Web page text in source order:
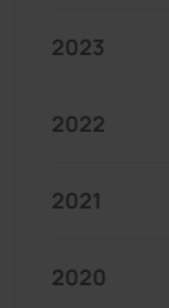
2023
2022
2021
2020